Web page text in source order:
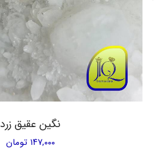
نگین عقیق زرد
۱۴۷,۰۰۰ تومان